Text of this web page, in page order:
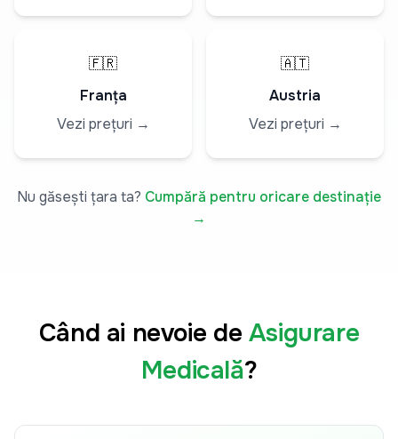
🇫🇷
Franța
Vezi prețuri →
🇦🇹
Austria
Vezi prețuri →
Nu găsești țara ta? Cumpără pentru oricare destinație
→
Când ai nevoie de Asigurare
Medicală?